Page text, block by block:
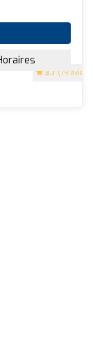
3.7 (79 avis)